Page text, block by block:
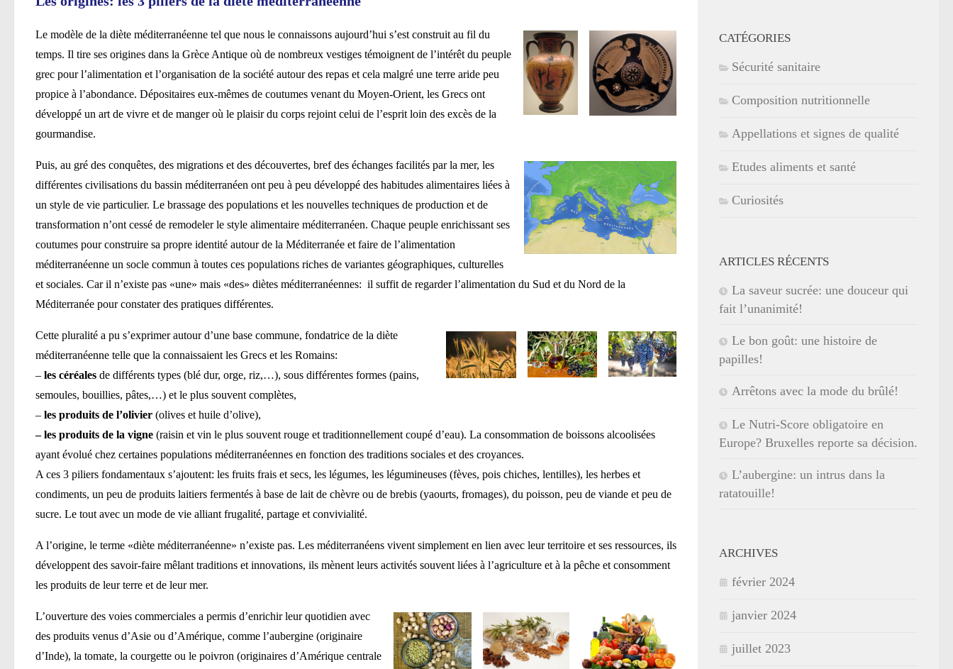
Le modèle de la diète méditerranéenne tel que nous le connaissons aujourd’hui s’est construit au fil du
temps. Il tire ses origines dans la Grèce Antique où de nombreux vestiges témoignent de l’intérêt du peuple
grec pour l’alimentation et l’organisation de la société autour des repas et cela malgré une terre aride peu
propice à l’abondance. Dépositaires eux-mêmes de coutumes venant du Moyen-Orient, les Grecs ont
développé un art de vivre et de manger où le plaisir du corps rejoint celui de l’esprit loin des excès de la
gourmandise.
Puis, au gré des conquêtes, des migrations et des découvertes, bref des échanges facilités par la mer, les
différentes civilisations du bassin méditerranéen ont peu à peu développé des habitudes alimentaires liées à
un style de vie particulier. Le brassage des populations et les nouvelles techniques de production et de
transformation n’ont cessé de remodeler le style alimentaire méditerranéen. Chaque peuple enrichissant ses
coutumes pour construire sa propre identité autour de la Méditerranée et faire de l’alimentation
méditerranéenne un socle commun à toutes ces populations riches de variantes géographiques, culturelles
et sociales. Car il n’existe pas «une» mais «des» diètes méditerranéennes: il suffit de regarder l’alimentation du Sud et du Nord de la
Méditerranée pour constater des pratiques différentes.
Cette pluralité a pu s’exprimer autour d’une base commune, fondatrice de la diète
méditerranéenne telle que la connaissaient les Grecs et les Romains:
– les céréales de différents types (blé dur, orge, riz,…), sous différentes formes (pains,
semoules, bouillies, pâtes,…) et le plus souvent complètes,
– les produits de l’olivier (olives et huile d’olive),
– les produits de la vigne (raisin et vin le plus souvent rouge et traditionnellement coupé d’eau). La consommation de boissons alcoolisées
ayant évolué chez certaines populations méditerranéennes en fonction des traditions sociales et des croyances.
A ces 3 piliers fondamentaux s’ajoutent: les fruits frais et secs, les légumes, les légumineuses (fèves, pois chiches, lentilles), les herbes et
condiments, un peu de produits laitiers fermentés à base de lait de chèvre ou de brebis (yaourts, fromages), du poisson, peu de viande et peu de
sucre. Le tout avec un mode de vie alliant frugalité, partage et convivialité.
A l’origine, le terme «diète méditerranéenne» n’existe pas. Les méditerranéens vivent simplement en lien avec leur territoire et ses ressources, ils
développent des savoir-faire mêlant traditions et innovations, ils mènent leurs activités souvent liées à l’agriculture et à la pêche et consomment
les produits de leur terre et de leur mer.
L’ouverture des voies commerciales a permis d’enrichir leur quotidien avec
des produits venus d’Asie ou d’Amérique, comme l’aubergine (originaire
d’Inde), la tomate, la courgette ou le poivron (originaires d’Amérique centrale
CATÉGORIES
Sécurité sanitaire
Composition nutritionnelle
Appellations et signes de qualité
Etudes aliments et santé
Curiosités
ARTICLES RÉCENTS
La saveur sucrée: une douceur qui
fait l’unanimité!
Le bon goût: une histoire de
papilles!
Arrêtons avec la mode du brûlé!
Le Nutri-Score obligatoire en
Europe? Bruxelles reporte sa décision.
L’aubergine: un intrus dans la
ratatouille!
ARCHIVES
février 2024
janvier 2024
juillet 2023